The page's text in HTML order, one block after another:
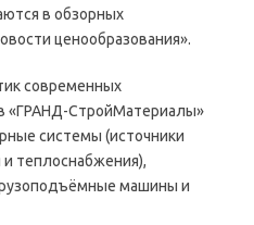
в обзорных
ценообразования».
современных
«ГРАНД-СтройМатериалы»
системы (источники
теплоснабжения),
машины и